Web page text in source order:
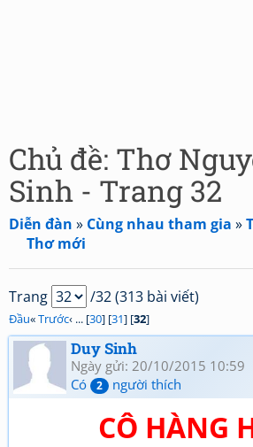
Chủ đề: Thơ
Sinh - Trang 32
Diễn đàn » Cùng nhau tham gia »
Thơ mới
Trang /32 (313 bài viết)
Đầu«Trước‹ ... [30] [31] [32]
Duy Sinh
Ngày gửi: 20/10/2015 10:59
Có
2 người thích
CÔ HÀNG